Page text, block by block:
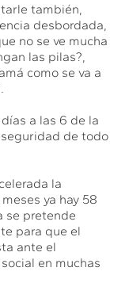
también,
desbordada,
no se ve mucha
las pilas?,
como se va a
a las 6 de la
de todo
la
ya hay 58
se pretende
para que el
ante el
en muchas